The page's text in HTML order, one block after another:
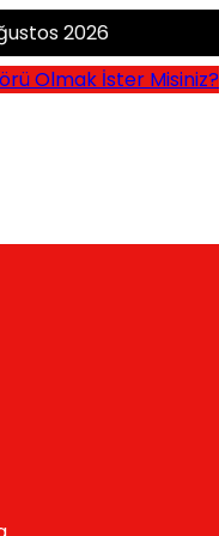
2026
Olmak İster Misiniz?